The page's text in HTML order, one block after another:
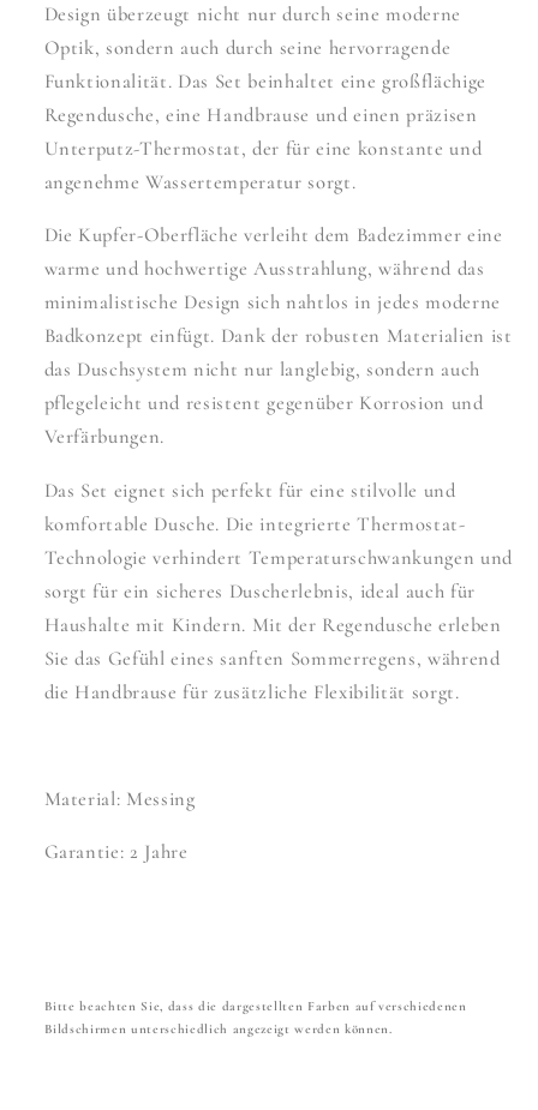
Design überzeugt nicht nur durch seine moderne
Optik, sondern auch durch seine hervorragende
Funktionalität. Das Set beinhaltet eine großflächige
Regendusche, eine Handbrause und einen präzisen
Unterputz-Thermostat, der für eine konstante und
angenehme Wassertemperatur sorgt.
Die Kupfer-Oberfläche verleiht dem Badezimmer eine
warme und hochwertige Ausstrahlung, während das
minimalistische Design sich nahtlos in jedes moderne
Badkonzept einfügt. Dank der robusten Materialien ist
das Duschsystem nicht nur langlebig, sondern auch
pflegeleicht und resistent gegenüber Korrosion und
Verfärbungen.
Das Set eignet sich perfekt für eine stilvolle und
komfortable Dusche. Die integrierte Thermostat-
Technologie verhindert Temperaturschwankungen und
sorgt für ein sicheres Duscherlebnis, ideal auch für
Haushalte mit Kindern. Mit der Regendusche erleben
Sie das Gefühl eines sanften Sommerregens, während
die Handbrause für zusätzliche Flexibilität sorgt.
Material: Messing
Garantie: 2 Jahre
Bitte beachten Sie, dass die dargestellten Farben auf verschiedenen
Bildschirmen unterschiedlich angezeigt werden können.